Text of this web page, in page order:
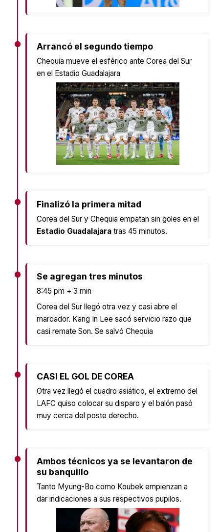
Arrancó el segundo tiempo
Chequia mueve el esférico ante Corea del Sur
en el Estadio Guadalajara
Finalizó la primera mitad
Corea del Sur y Chequia empatan sin goles en el
Estadio Guadalajara tras 45 minutos.
Se agregan tres minutos
8:45 pm + 3 min
Corea del Sur llegó otra vez y casi abre el
marcador. Kang In Lee sacó servicio razo que
casi remate Son. Se salvó Chequia
CASI EL GOL DE COREA
Otra vez llegó el cuadro asiático, el extremo del
LAFC quiso colocar su disparo y el balón pasó
muy cerca del poste derecho.
Ambos técnicos ya se levantaron de
su banquillo
Tanto Myung-Bo como Koubek empienzan a
dar indicaciones a sus respectivos pupilos.